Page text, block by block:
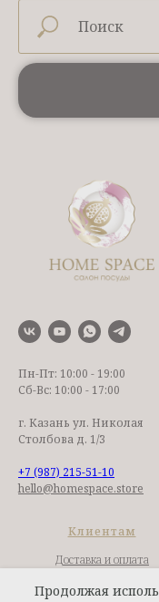
Пн-Пт: 10:00 - 19:00
Сб-Вс: 10:00 - 17:00
г. Казань ул. Николая
Столбова д. 1/3
+7 (987) 215-51-10
hello@homespace.store
Клиентам
Доставка и оплата
Гарантии и возврат
Продолжая